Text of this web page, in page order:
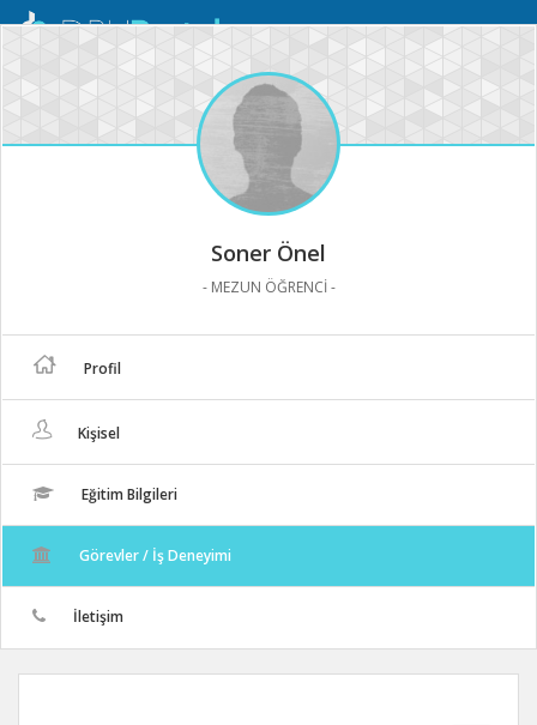
Mobil
Soner Önel
- MEZUN ÖĞRENCİ -
Profil
Kişisel
Eğitim Bilgileri
Görevler / İş Deneyimi
İletişim